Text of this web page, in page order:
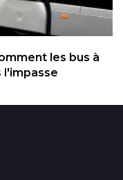
les bus à
l'impasse